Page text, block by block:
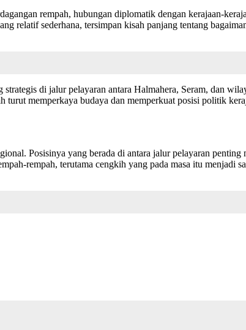
rempah, hubungan diplomatik dengan kerajaan-
relatif sederhana, tersimpan kisah panjang tentang
di jalur pelayaran antara Halmahera, Seram, dan
turut memperkaya budaya dan memperkuat posisi politik
Posisinya yang berada di antara jalur pelayaran penting
rempah, terutama cengkih yang pada masa itu menjadi